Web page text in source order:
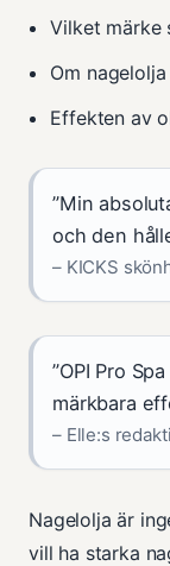
Vilket märke
Om
Effekten av
”Min
och den
– KICKS
”OPI Pro
märkbara
– Elle:s
Nagelolja är
vill ha starka